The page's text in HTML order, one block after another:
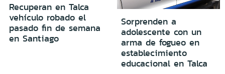
Recuperan en Talca
vehículo robado el
pasado fin de semana
en Santiago
Sorprenden a
adolescente con un
arma de fogueo en
establecimiento
educacional en Talca